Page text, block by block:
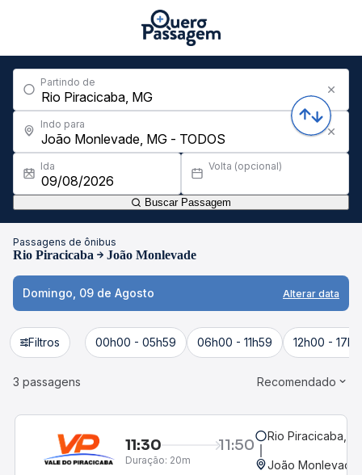
Partindo de
Indo para
Ida Volta (opcional)
Buscar Passagem
Passagens de ônibus
Rio Piracicaba João Monlevade
Domingo, 09 de Agosto Alterar data
Filtros 00h00 - 05h59 06h00 - 11h59 12h00 -
3 passagens Recomendado
11:30 11:50
Duração: 20m
Rio Piracicaba,
João